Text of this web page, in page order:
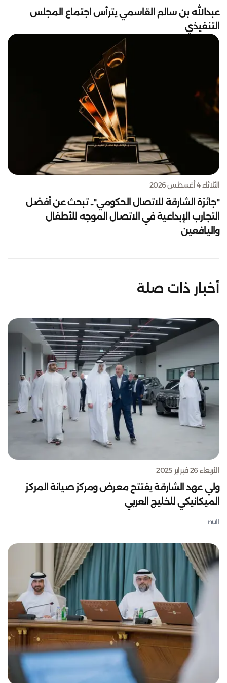
عبدالله بن سالم القاسمي يترأس اجتماع المجلس
التنفيذي
الثلاثاء 4 أغسطس 2026
"جائزة الشارقة للاتصال الحكومي".. تبحث عن أفضل
التجارب الإبداعية في الاتصال الموجه للأطفال
واليافعين
أخبار ذات صلة
الأربعاء 26 فبراير 2025
ولي عهد الشارقة يفتتح معرض ومركز صيانة المركز
الميكانيكي للخليج العربي
null